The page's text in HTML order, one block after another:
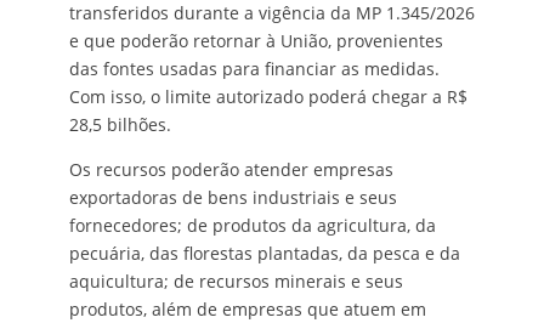
transferidos durante a vigência da MP 1.345/2026
e que poderão retornar à União, provenientes
das fontes usadas para financiar as medidas.
Com isso, o limite autorizado poderá chegar a R$
28,5 bilhões.
Os recursos poderão atender empresas
exportadoras de bens industriais e seus
fornecedores; de produtos da agricultura, da
pecuária, das florestas plantadas, da pesca e da
aquicultura; de recursos minerais e seus
produtos, além de empresas que atuem em